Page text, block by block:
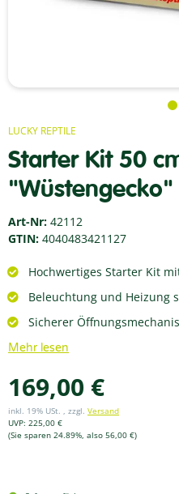
LUCKY REPTILE
Starter Kit 50
Art-Nr: 42112
GTIN: 4040483421127
Hochwertiges Starter Kit
Beleuchtung und Heizung
Sicherer
Mehr lesen
169,00 €
inkl. 19% USt. , zzgl. Versand
UVP: 225,00 €
(Sie sparen 24.89%, also 56,00 €)